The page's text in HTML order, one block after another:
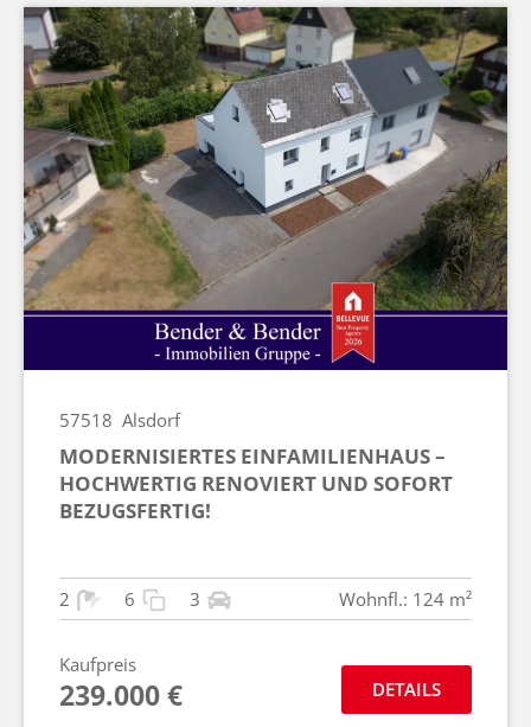
57518 Alsdorf
MODERNISIERTES EINFAMILIENHAUS –
HOCHWERTIG RENOVIERT UND SOFORT
BEZUGSFERTIG!
2 6 3 Wohnfl.: 124 m²
Kaufpreis
239.000 € DETAILS